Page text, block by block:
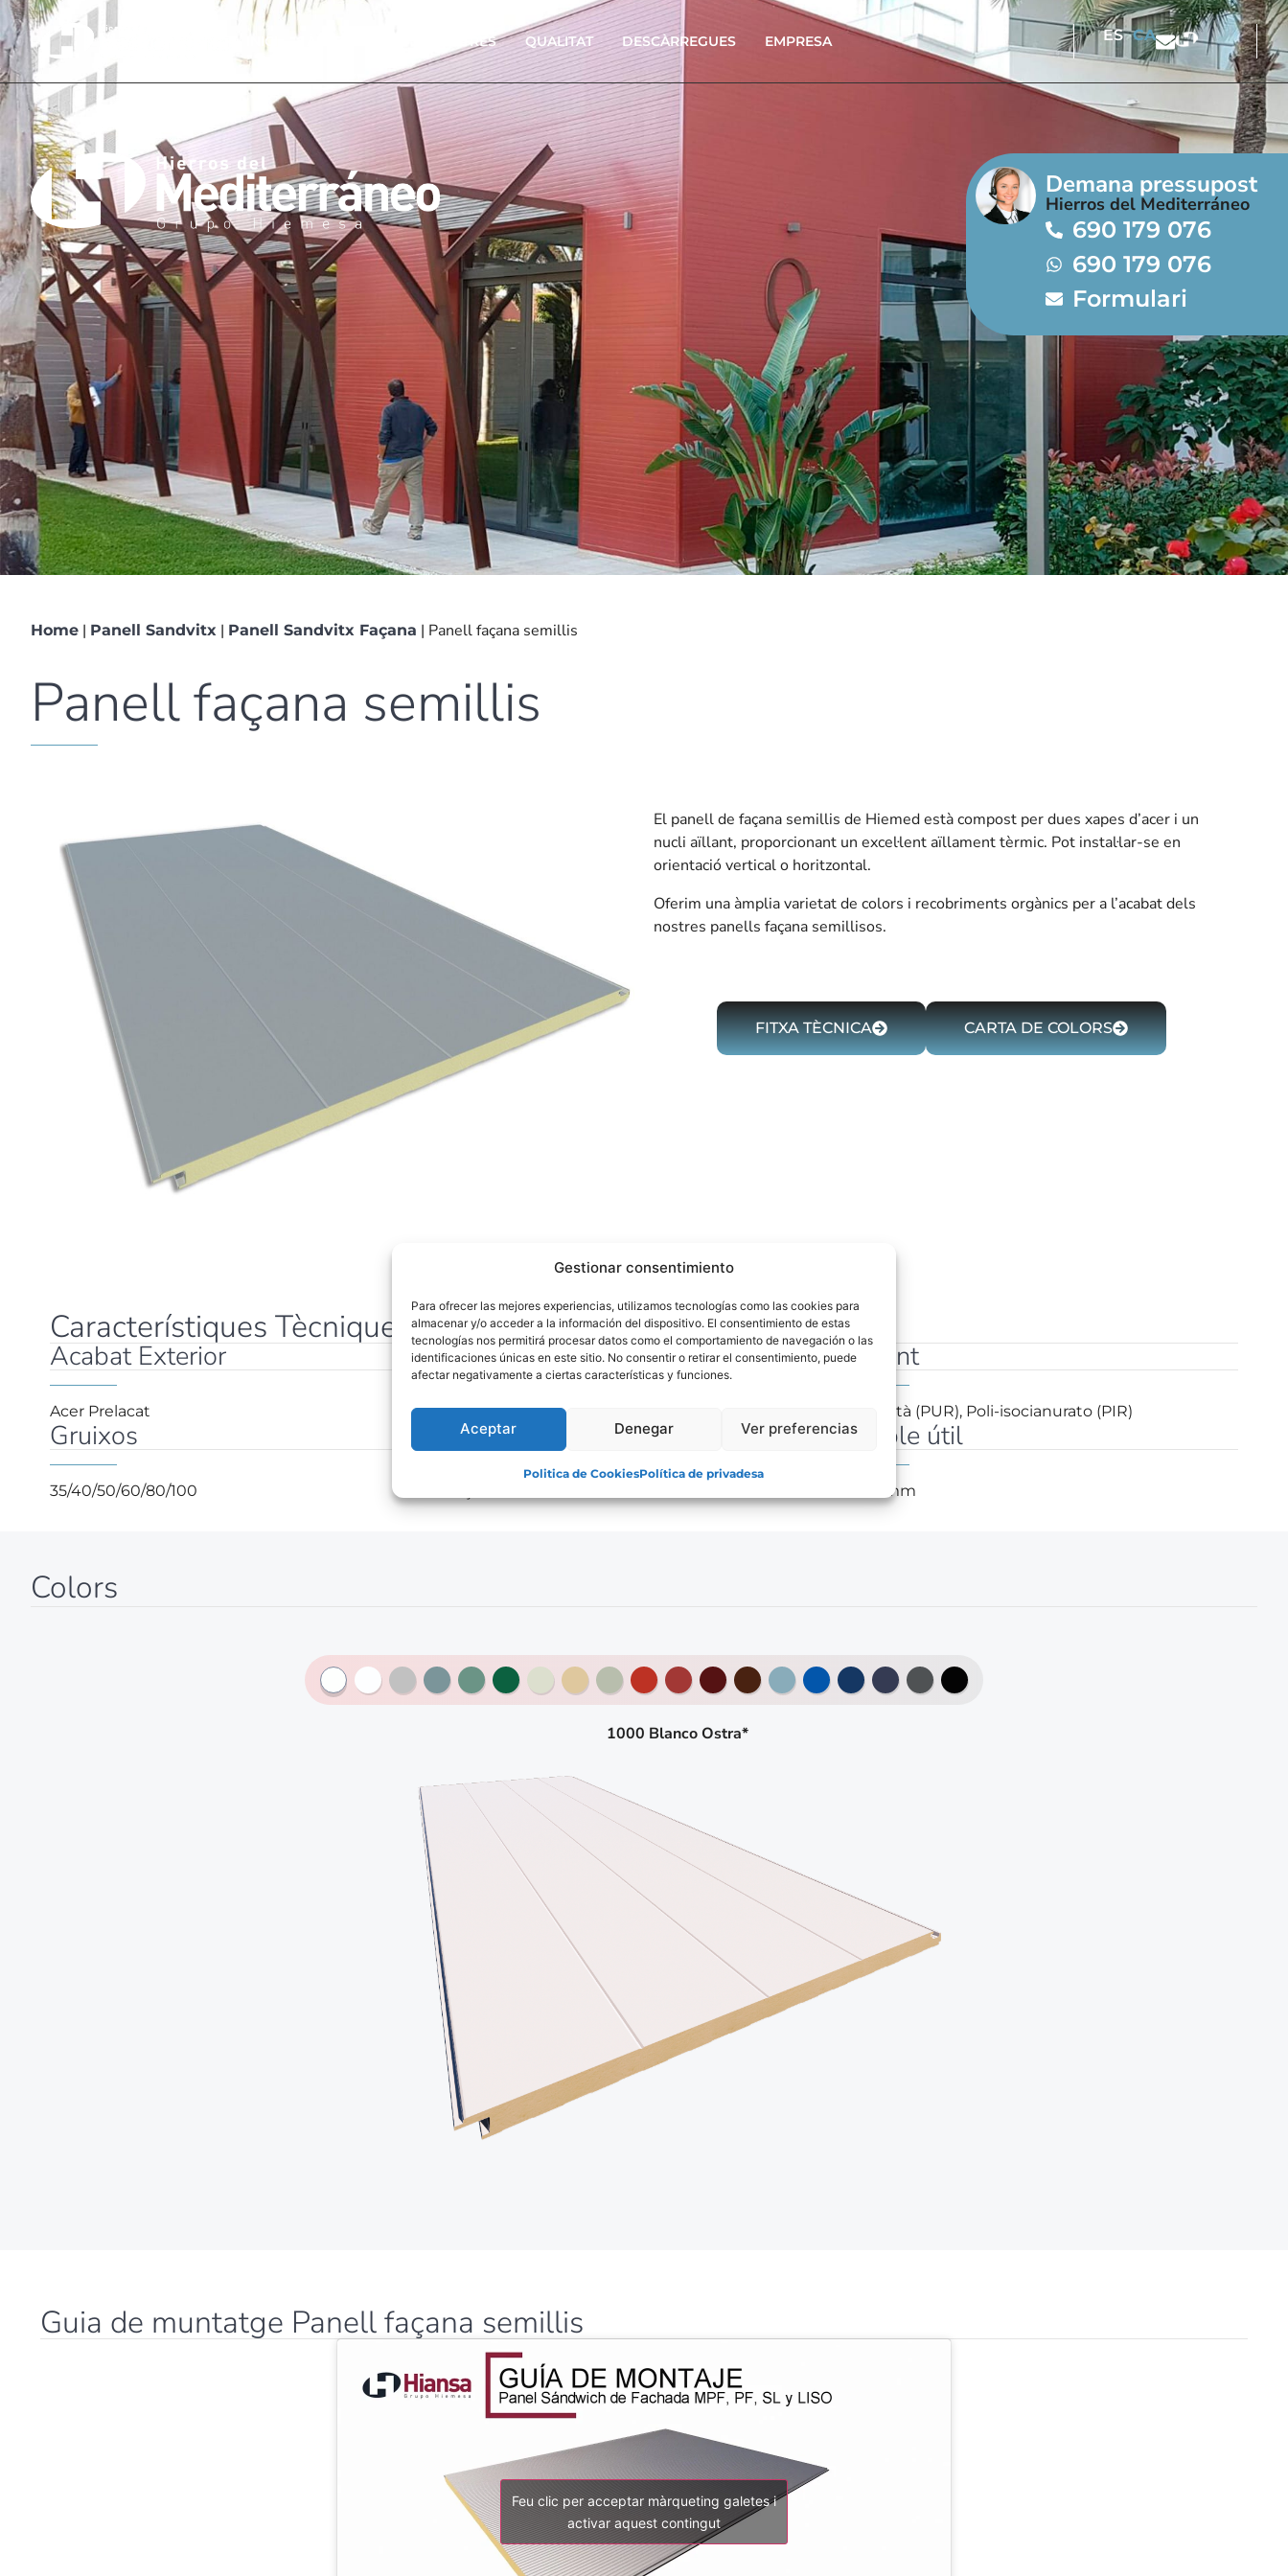
Gestionar consentimiento
Para ofrecer las mejores experiencias, utilizamos tecnologías como las cookies para
almacenar y/o acceder a la información del dispositivo. El consentimiento de estas
tecnologías nos permitirá procesar datos como el comportamiento de navegación o las
identificaciones únicas en este sitio. No consentir o retirar el consentimiento, puede
afectar negativamente a ciertas características y funciones.
Aceptar Denegar Ver preferencias
Politica de CookiesPolítica de privadesa
INICI CENTRES QUALITAT DESCÀRREGUES EMPRESA ES CA
Demana pressupost
Hierros del Mediterráneo
690 179 076
690 179 076
Formulari
Home | Panell Sandvitx | Panell Sandvitx Façana | Panell façana semillis
Panell façana semillis
El panell de façana semillis de Hiemed està compost per dues xapes d’acer i un
nucli aïllant, proporcionant un excel·lent aïllament tèrmic. Pot instal·lar-se en
orientació vertical o horitzontal.
Oferim una àmplia varietat de colors i recobriments orgànics per a l’acabat dels
nostres panells façana semillisos.
FITXA TÈCNICA CARTA DE COLORS
Característiques Tècniques Panell façana semillis
Acabat Exterior
Acer Prelacat
Acabat Interior
Acer Prelacat
Aïllant
Poliuretà (PUR), Poli-isocianurato (PIR)
Gruixos
35/40/50/60/80/100
Ús Ample útil
1000 mm
Colors
1000 Blanco Ostra*
Guia de muntatge Panell façana semillis
Feu clic per acceptar màrqueting galetes i
activar aquest contingut